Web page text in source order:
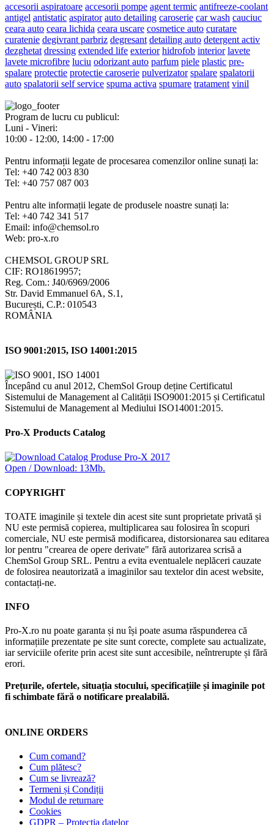
accesorii aspiratoare accesorii pompe agent termic antifreeze-coolant
antigel antistatic aspirator auto detailing caroserie car wash cauciuc
ceara auto ceara lichida ceara uscare cosmetice auto curatare
curatenie degivrant parbriz degresant detailing auto detergent activ
dezghetat dressing extended life exterior hidrofob interior lavete
lavete microfibre luciu odorizant auto parfum piele plastic pre-
spalare protectie protectie caroserie pulverizator spalare spalatorii
auto spalatorii self service spuma activa spumare tratament vinil
Program de lucru cu publicul:
Luni - Vineri:
10:00 - 12:00, 14:00 - 17:00
Pentru informații legate de procesarea comenzilor online sunați la:
Tel: +40 742 003 830
Tel: +40 757 087 003
Pentru alte informații legate de produsele noastre sunați la:
Tel: +40 742 341 517
Email: info@chemsol.ro
Web: pro-x.ro
CHEMSOL GROUP SRL
CIF: RO18619957;
Reg. Com.: J40/6969/2006
Str. David Emmanuel 6A, S.1,
București, C.P.: 010543
ROMÂNIA
ISO 9001:2015, ISO 14001:2015
Începând cu anul 2012, ChemSol Group deține Certificatul
Sistemului de Management al Calității ISO9001:2015 și Certificatul
Sistemului de Management al Mediului ISO14001:2015.
Pro-X Products Catalog
Open / Download: 13Mb.
COPYRIGHT
TOATE imaginile și textele din acest site sunt proprietate privată și
NU este permisă copierea, multiplicarea sau folosirea în scopuri
comerciale, NU este permisă modificarea, distorsionarea sau editarea
lor pentru "crearea de opere derivate" fără autorizarea scrisă a
ChemSol Group SRL. Pentru a evita eventualele neplăceri cauzate
de folosirea neautorizată a imaginilor sau textelor din acest website,
contactați-ne.
INFO
Pro-X.ro nu poate garanta și nu își poate asuma răspunderea că
informațiile prezentate pe site sunt corecte, complete sau actualizate,
iar serviciile oferite prin acest site sunt accesibile, neîntrerupte și fără
erori.
Prețurile, ofertele, situația stocului, specificațiile și imaginile pot
fi schimbate fără o notificare prealabilă.
ONLINE ORDERS
Cum comand?
Cum plătesc?
Cum se livrează?
Termeni și Condiții
Modul de returnare
Cookies
GDPR – Protecția datelor